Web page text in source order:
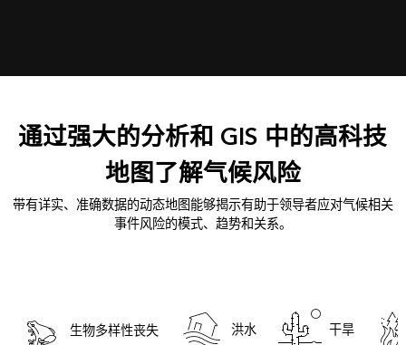
通过强大的分析和 GIS 中的高科技
地图了解气候风险
带有详实、准确数据的动态地图能够揭示有助于领导者应对气候相关
事件风险的模式、趋势和关系。
生物多样性丧失 洪水 干旱